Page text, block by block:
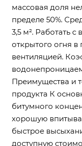
массовая доля
пределе 50%.
3,5 м². Работать
открытого огня
вентиляцией.
Преимущества и
продукта К
битумного
хорошую
быстрое
доступную